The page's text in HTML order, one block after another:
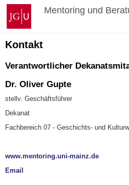
Zum
Inhalt
springen
Johannes
Gutenberg-
Universität
Mainz
Mentoring und
Kontakt
Verantwortlicher
Dr. Oliver Gupte
stellv. Geschäftsführer
Dekanat
Fachbereich 07 - Geschichts- und
www.mentoring.uni-mainz.de
Email